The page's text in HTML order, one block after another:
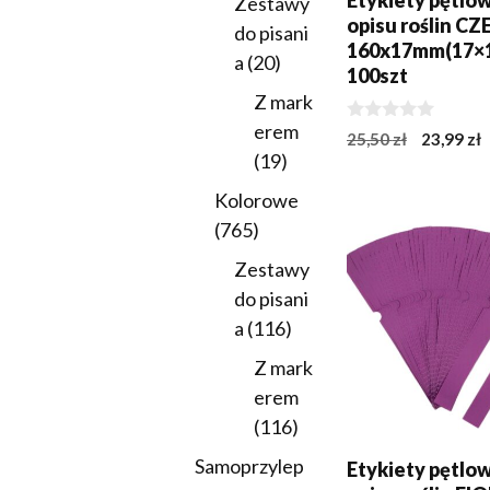
opisu roślin
100szt
0
z
25,50zł
Pierwotna
23,99 zł
Etykiety
do pisani
a 2020
produktów
Z mark
erem
1919
Kolorowe
765765
produktów
Zestawy
do pisani
a 116116
produktów
Z mark
erem
116116
Samoprzylep